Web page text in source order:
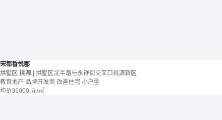
宋都香悦郡
拱墅区 桃源 | 拱墅区沈半路与永祥街交叉口桃源新区
教育地产 品牌开发商 改善住宅 小户型
均价36000 元/㎡